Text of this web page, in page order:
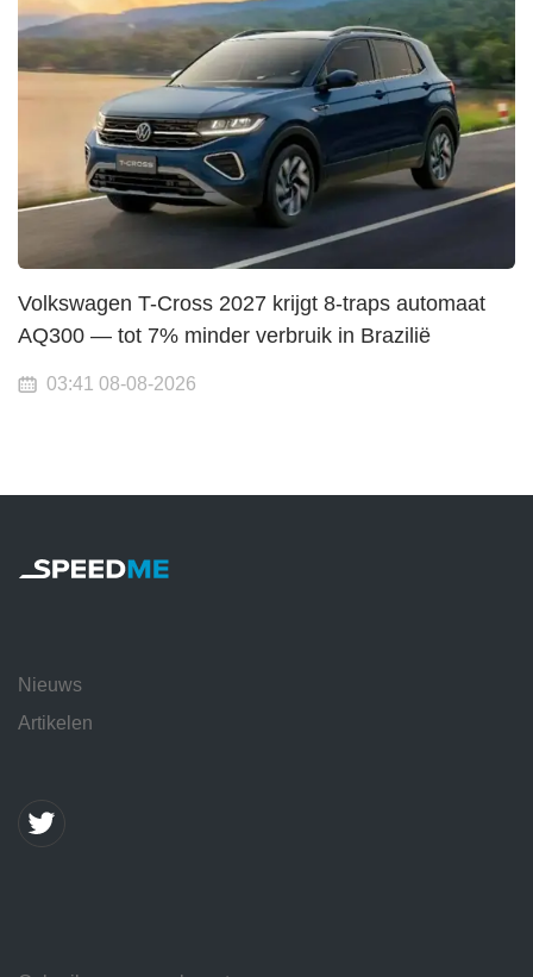
Volkswagen T-Cross 2027 krijgt 8-traps automaat
AQ300 — tot 7% minder verbruik in Brazilië
03:41 08-08-2026
Nieuws
Artikelen